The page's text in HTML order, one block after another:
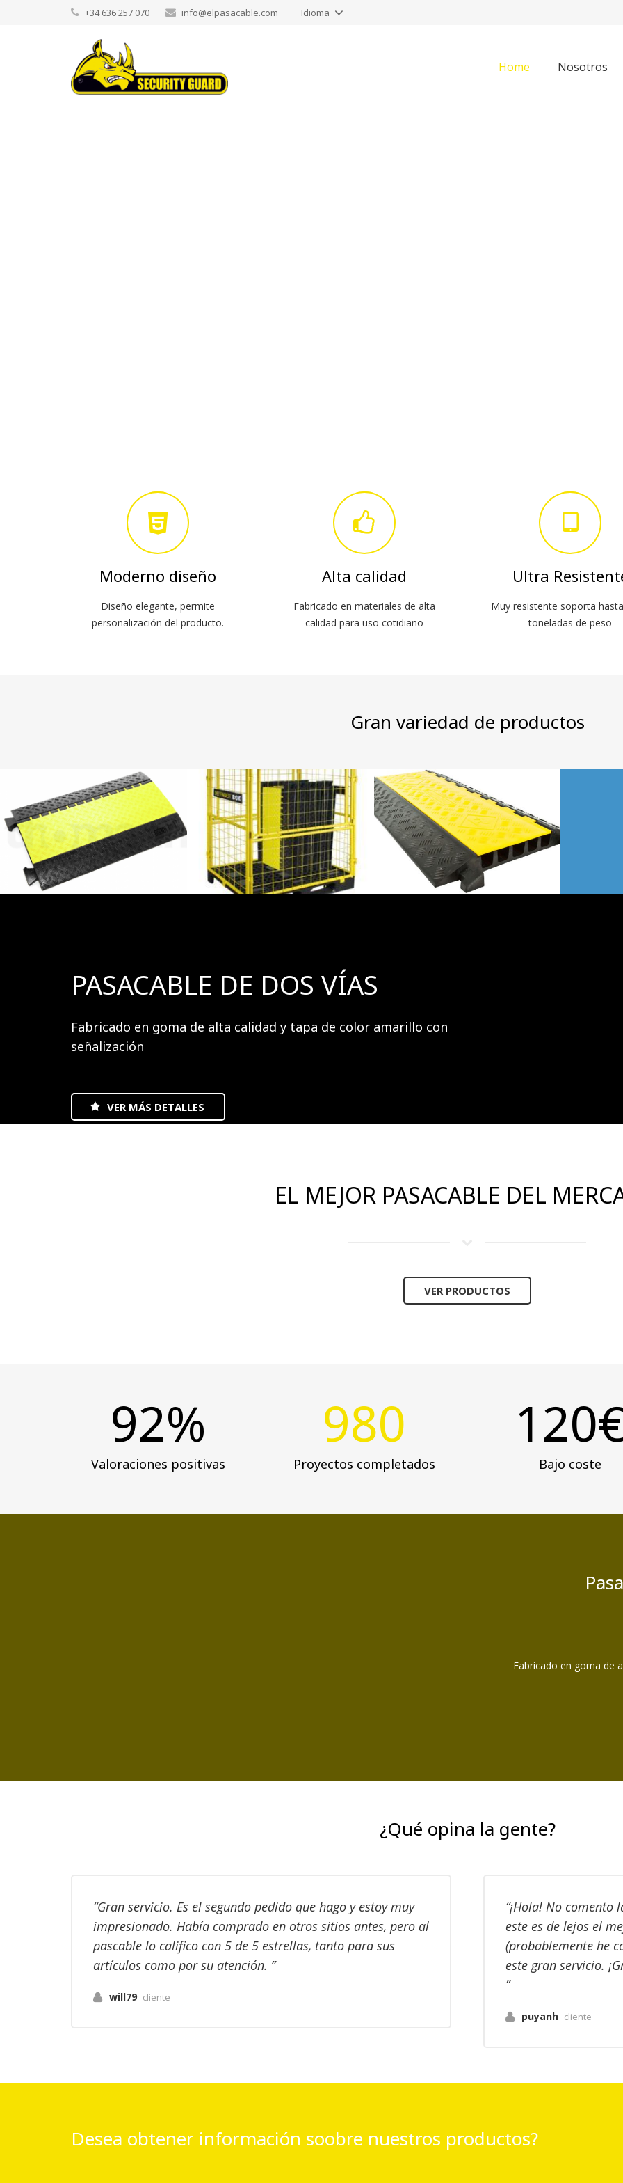
+34 636 257 070 info@elpasacable.com Idioma
Home Nosotros
Moderno diseño
Diseño elegante, permite
personalización del producto.
Alta calidad
Fabricado en materiales de alta
calidad para uso cotidiano
Ultra
Muy resistente soporta
toneladas de peso
Gran variedad de productos
PASACABLE DE DOS VÍAS
Fabricado en goma de alta calidad y tapa de color amarillo con
señalización
VER MÁS DETALLES
EL MEJOR PASACABLE DEL
VER PRODUCTOS
92%
Valoraciones positivas
980
Proyectos completados Bajo coste
Fabricado en goma de
¿Qué opina la gente?
Gran servicio. Es el segundo pedido que hago y estoy muy
impresionado. Había comprado en otros sitios antes, pero al
pascable lo califico con 5 de 5 estrellas, tanto para sus
artículos como por su atención.
will79 cliente
¡Hola! No comento
este es de lejos el
(probablemente he
este gran servicio.
puyanh cliente
Desea obtener información soobre nuestros productos?